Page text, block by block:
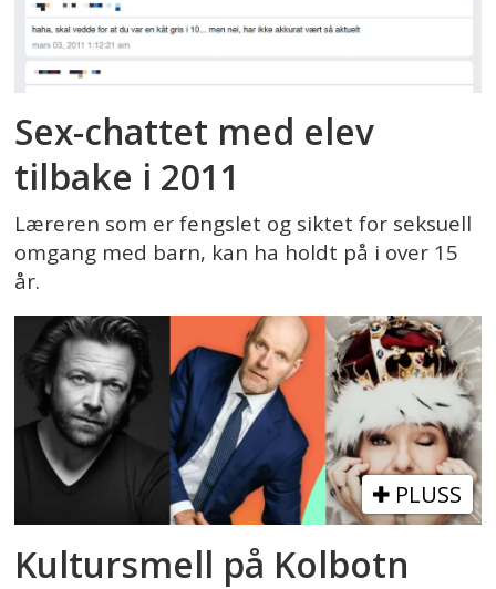
Sex-chattet med elev
tilbake i 2011
Læreren som er fengslet og siktet for seksuell
omgang med barn, kan ha holdt på i over 15
år.
PLUSS
Kultursmell på Kolbotn